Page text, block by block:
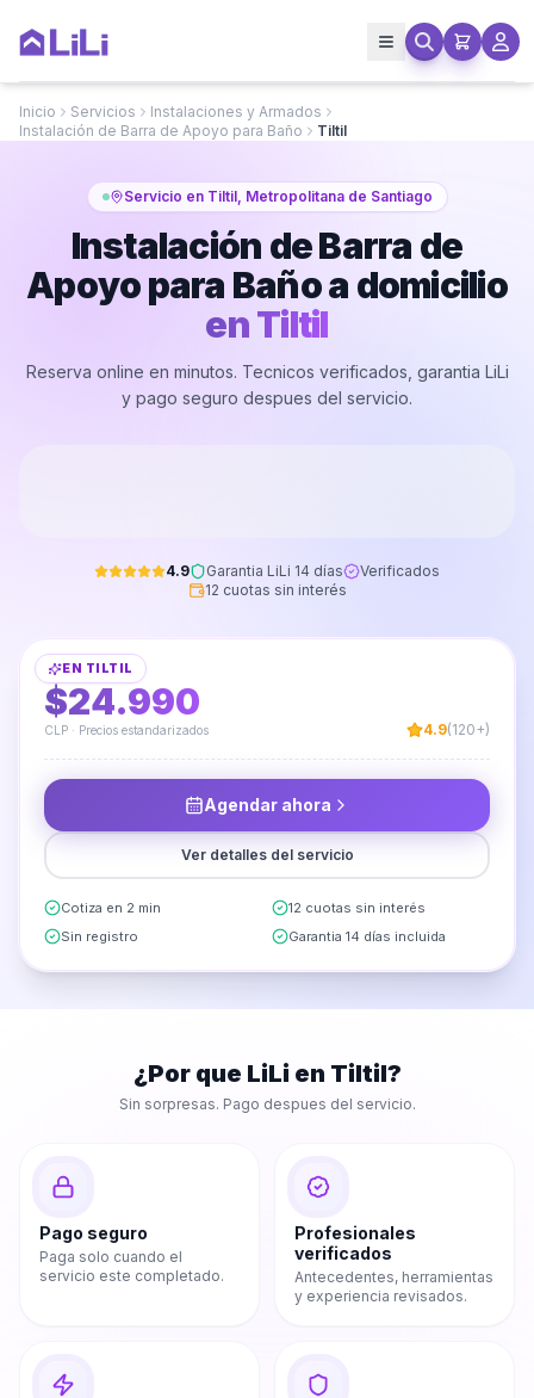
Inicio Servicios
Instalaciones y Armados
Instalación de Barra de Apoyo para Baño
Tiltil
Servicio en Tiltil, Metropolitana de Santiago
Instalación de Barra de
Apoyo para Baño a domicilio
enTiltil
Reserva online en minutos. Tecnicos verificados, garantia LiLi
y pago seguro despues del servicio.
4.9 Garantia LiLi 14 días
Verificados
12 cuotas sin interés
EN TILTIL
DESDE
$24.990
CLP · Precios estandarizados 4.9(120+)
Agendar ahora
Ver detalles del servicio
Cotiza en 2 min
12 cuotas sin interés
Sin registro
Garantia 14 días incluida
¿Por que LiLi en Tiltil?
Sin sorpresas. Pago despues del servicio.
Pago seguro
Paga solo cuando el
servicio este completado.
Profesionales
verificados
Antecedentes, herramientas
y experiencia revisados.